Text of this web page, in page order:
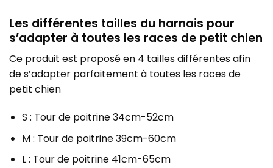
Les différentes tailles du harnais pour
s’adapter à toutes les races de petit chien
Ce produit est proposé en 4 tailles différentes afin
de s’adapter parfaitement à toutes les races de
petit chien
S : Tour de poitrine 34cm-52cm
M : Tour de poitrine 39cm-60cm
L : Tour de poitrine 41cm-65cm